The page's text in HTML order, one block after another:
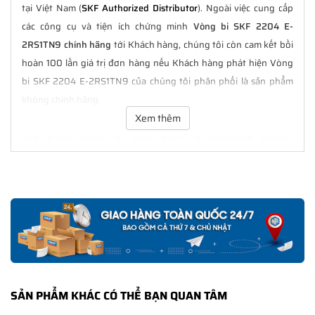
tại Việt Nam (SKF Authorized Distributor). Ngoài việc cung cấp
các công cụ và tiện ích chứng minh Vòng bi SKF 2204 E-
2RS1TN9 chính hãng tới Khách hàng, chúng tôi còn cam kết bồi
hoàn 100 lần giá trị đơn hàng nếu Khách hàng phát hiện Vòng
bi SKF 2204 E-2RS1TN9 của chúng tôi phân phối là sản phẩm
HÃNG LUÔN TỐT NHẤT
bán hàng. Chúng tôi cam kết luôn đồng hành cùng Khách hàng
trong suốt quá trình sử dụng các sản phẩm SKF chính hãng.
Tất cả các sản phẩm SKF chính hãng do SKF Ngọc Anh
Xem thêm
SẢN PHẨM KHÁC CÓ THỂ BẠN QUAN TÂM